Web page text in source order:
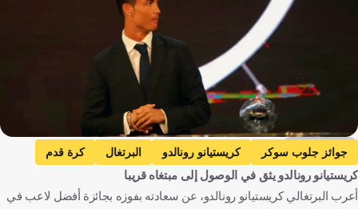
Getty Images
جوائز جلوب سوكر كريستيانو رونالدو البرتغال كرة قدم
كريستيانو رونالدو يثق في الوصول إلى مبتغاه قريبا
أعرب البرتغالي كريستيانو رونالدو، عن سعادته بفوزه بجائزة أفضل لاعب في